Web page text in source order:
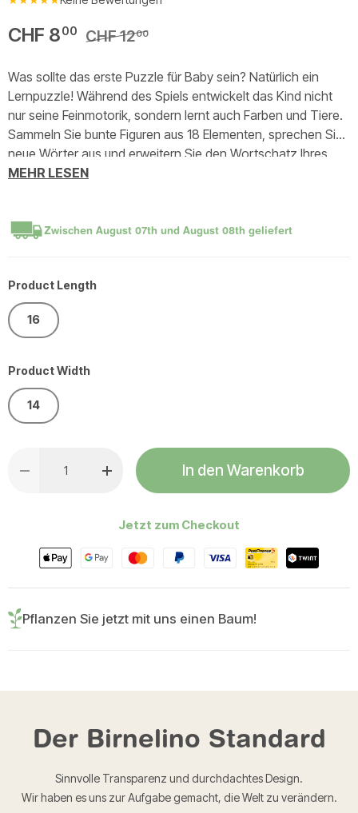
CHF 800 CHF 1200
Was sollte das erste Puzzle für Baby sein? Natürlich ein
Lernpuzzle! Während des Spiels entwickelt das Kind nicht
nur seine Feinmotorik, sondern lernt auch Farben und Tiere.
Sammeln Sie bunte Figuren aus 18 Elementen, sprechen Sie
neue Wörter aus und erweitern Sie den Wortschatz Ihres
Babys. Bunte Bilder helfen ihm, mit Interesse Neues zu
MEHR LESEN
Zwischen August 07th und August 08th geliefert
Product Length
16
Product Width
14
Menge verringernMenge erhöhenIn den Warenkorb
Jetzt zum Checkout
Pflanzen Sie jetzt mit uns einen Baum!
Der Birnelino Standard
Sinnvolle Transparenz und durchdachtes Design.
Wir haben es uns zur Aufgabe gemacht, die Welt zu verändern.